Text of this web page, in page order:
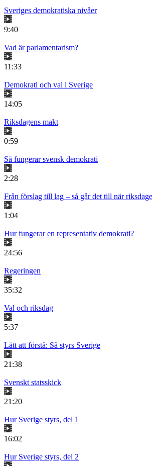
Sveriges demokratiska nivåer
9:40
Vad är parlamentarism?
11:33
Demokrati och val i Sverige
14:05
Riksdagens makt
0:59
Så fungerar svensk demokrati
2:28
Från förslag till lag – så går det till när
1:04
Hur fungerar en representativ demokrati?
24:56
Regeringen
35:32
Val och riksdag
5:37
Lätt att förstå: Så styrs Sverige
21:38
Svenskt statsskick
21:20
Hur Sverige styrs, del 1
16:02
Hur Sverige styrs, del 2